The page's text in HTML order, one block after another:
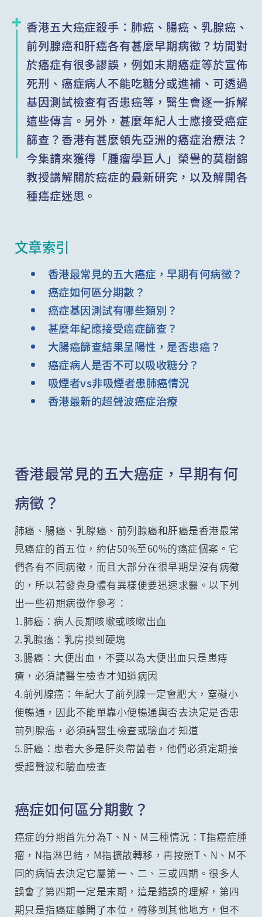
香港五大癌症殺手：肺癌、腸癌、乳腺癌、
前列腺癌和肝癌各有甚麼早期病徵？坊間對
於癌症有很多謬誤，例如末期癌症等於宣佈
死刑、癌症病人不能吃糖分或進補、可透過
基因測試檢查有否患癌等，醫生會逐一拆解
這些傳言。另外，甚麼年紀人士應接受癌症
篩查？香港有甚麼領先亞洲的癌症治療法？
今集請來獲得「腫瘤學巨人」榮譽的莫樹錦
教授講解關於癌症的最新研究，以及解開各
種癌症迷思。
文章索引
香港最常見的五大癌症，早期有何病徵？
癌症如何區分期數？
癌症基因測試有哪些類別？
甚麼年紀應接受癌症篩查？
大腸癌篩查結果呈陽性，是否患癌？
癌症病人是否不可以吸收糖分？
吸煙者vs非吸煙者患肺癌情況
香港最新的超聲波癌症治療
香港最常見的五大癌症，早期有何
病徵？
肺癌、腸癌、乳腺癌、前列腺癌和肝癌是香港最常
見癌症的首五位，約佔50%至60%的癌症個案。它
們各有不同病徵，而且大部分在很早期是沒有病徵
的，所以若發覺身體有異樣便要迅速求醫。以下列
出一些初期病徵作參考：
1.肺癌：病人長期咳嗽或咳嗽出血
2.乳腺癌：乳房摸到硬塊
3.腸癌：大便出血，不要以為大便出血只是患痔
瘡，必須請醫生檢查才知道病因
4.前列腺癌：年紀大了前列腺一定會肥大，窒礙小
便暢通，因此不能單靠小便暢通與否去決定是否患
前列腺癌，必須請醫生檢查或驗血才知道
5.肝癌：患者大多是肝炎帶菌者，他們必須定期接
受超聲波和驗血檢查
癌症如何區分期數？
癌症的分期首先分為T、N、M三種情況：T指癌症腫
瘤，N指淋巴結，M指擴散轉移，再按照T、N、M不
同的病情去決定它屬第一、二、三或四期。很多人
誤會了第四期一定是末期，這是錯誤的理解，第四
期只是指癌症離開了本位，轉移到其他地方，但不